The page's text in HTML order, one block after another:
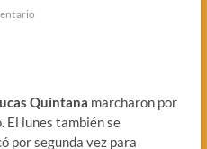
Quintana marcharon por
lunes también se
por segunda vez para